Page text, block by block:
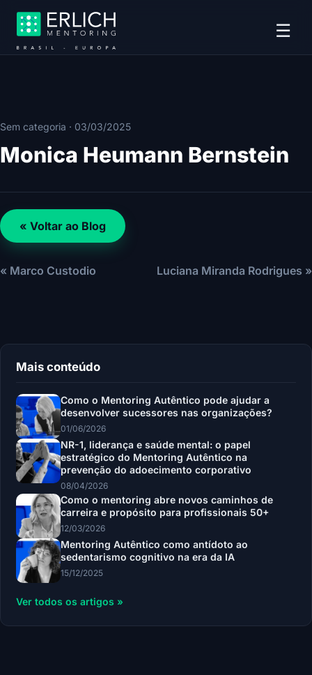
☰
Sem categoria · 03/03/2025
Monica Heumann Bernstein
« Voltar ao Blog
« Marco Custodio Luciana Miranda Rodrigues »
Mais conteúdo
Como o Mentoring Autêntico pode ajudar a
desenvolver sucessores nas organizações?
01/06/2026
NR-1, liderança e saúde mental: o papel
estratégico do Mentoring Autêntico na
prevenção do adoecimento corporativo
08/04/2026
Como o mentoring abre novos caminhos de
carreira e propósito para profissionais 50+
12/03/2026
Mentoring Autêntico como antídoto ao
sedentarismo cognitivo na era da IA
15/12/2025
Ver todos os artigos »